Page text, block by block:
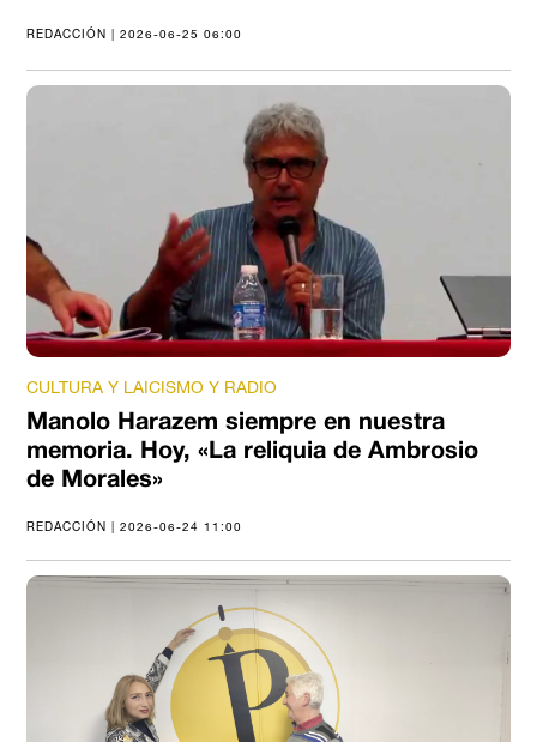
REDACCIÓN | 2026-06-25 06:00
CULTURA Y LAICISMO Y RADIO
Manolo Harazem siempre en nuestra
memoria. Hoy, «La reliquia de Ambrosio
de Morales»
REDACCIÓN | 2026-06-24 11:00